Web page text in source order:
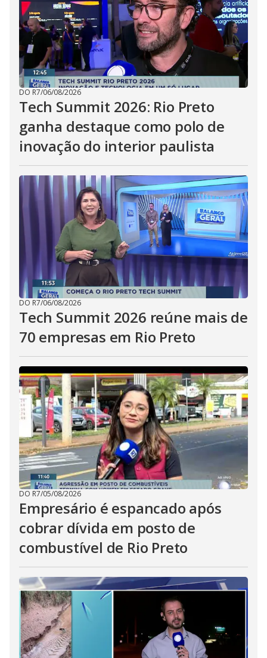
DO R7/06/08/2026
Tech Summit 2026: Rio Preto
ganha destaque como polo de
inovação do interior paulista
DO R7/06/08/2026
Tech Summit 2026 reúne mais de
70 empresas em Rio Preto
DO R7/05/08/2026
Empresário é espancado após
cobrar dívida em posto de
combustível de Rio Preto